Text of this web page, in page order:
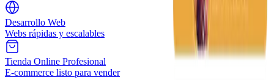
Desarrollo Web
Webs rápidas y escalables
Tienda Online Profesional
E-commerce listo para vender